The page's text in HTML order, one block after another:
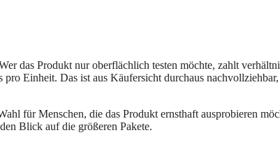
das Produkt nur oberflächlich testen möchte, zahlt
Einheit. Das ist aus Käufersicht durchaus
für Menschen, die das Produkt ernsthaft ausprobieren
Blick auf die größeren Pakete.